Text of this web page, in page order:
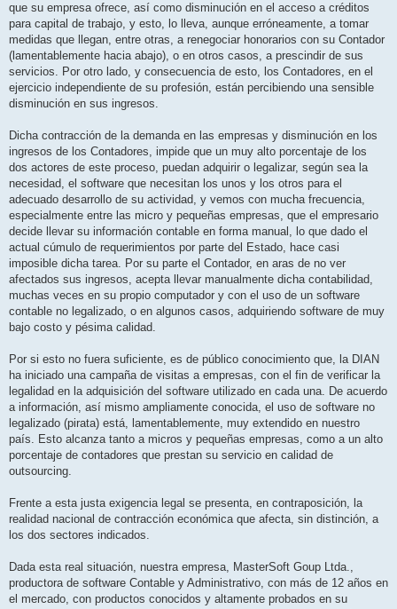
que su empresa ofrece, así como disminución en el acceso a créditos
para capital de trabajo, y esto, lo lleva, aunque erróneamente, a tomar
medidas que llegan, entre otras, a renegociar honorarios con su Contador
(lamentablemente hacia abajo), o en otros casos, a prescindir de sus
servicios. Por otro lado, y consecuencia de esto, los Contadores, en el
ejercicio independiente de su profesión, están percibiendo una sensible
disminución en sus ingresos.
Dicha contracción de la demanda en las empresas y disminución en los
ingresos de los Contadores, impide que un muy alto porcentaje de los
dos actores de este proceso, puedan adquirir o legalizar, según sea la
necesidad, el software que necesitan los unos y los otros para el
adecuado desarrollo de su actividad, y vemos con mucha frecuencia,
especialmente entre las micro y pequeñas empresas, que el empresario
decide llevar su información contable en forma manual, lo que dado el
actual cúmulo de requerimientos por parte del Estado, hace casi
imposible dicha tarea. Por su parte el Contador, en aras de no ver
afectados sus ingresos, acepta llevar manualmente dicha contabilidad,
muchas veces en su propio computador y con el uso de un software
contable no legalizado, o en algunos casos, adquiriendo software de muy
bajo costo y pésima calidad.
Por si esto no fuera suficiente, es de público conocimiento que, la DIAN
ha iniciado una campaña de visitas a empresas, con el fin de verificar la
legalidad en la adquisición del software utilizado en cada una. De acuerdo
a información, así mismo ampliamente conocida, el uso de software no
legalizado (pirata) está, lamentablemente, muy extendido en nuestro
país. Esto alcanza tanto a micros y pequeñas empresas, como a un alto
porcentaje de contadores que prestan su servicio en calidad de
outsourcing.
Frente a esta justa exigencia legal se presenta, en contraposición, la
realidad nacional de contracción económica que afecta, sin distinción, a
los dos sectores indicados.
Dada esta real situación, nuestra empresa, MasterSoft Goup Ltda.,
productora de software Contable y Administrativo, con más de 12 años en
el mercado, con productos conocidos y altamente probados en su